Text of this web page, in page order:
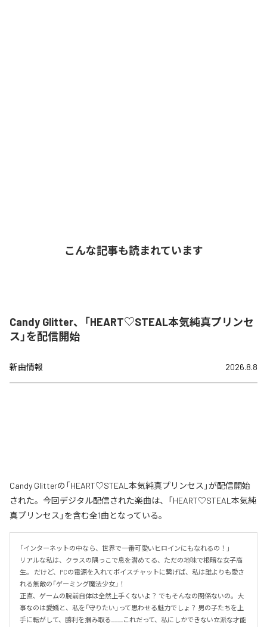
こんな記事も読まれています
Candy Glitter、「HEART♡STEAL本気純真プリンセ
ス」を配信開始
新曲情報 2026.8.8
Candy Glitterの「HEART♡STEAL本気純真プリンセス」が配信開始
された。今回デジタル配信された楽曲は、「HEART♡STEAL本気純
真プリンセス」を含む全1曲となっている。
「インターネットの中なら、世界で一番可愛いヒロインにもなれるの！」
リアルな私は、クラスの隅っこで息を潜めてる、ただの地味で根暗な女子高
生。 だけど、PCの電源を入れてボイスチャットに繋げば、私は誰よりも愛さ
れる無敵の「ゲーミング魔法少女」！
正直、ゲームの腕前自体は全然上手くないよ？ でもそんなの関係ないの。大
事なのは愛嬌と、私を「守りたい」って思わせる魅力でしょ？ 男の子たちを上
手に転がして、勝利を掴み取る____これだって、私にしかできない立派な才能